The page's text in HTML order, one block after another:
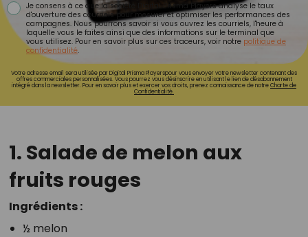
Je consens à ce que la société Digital Prisma Players analyse le taux
d'ouverture des courriels pour mesurer et optimiser les performances des
campagnes. Nous pourrons savoir si vous ouvrez les courriels, l'heure à
laquelle vous le faites ainsi que des informations sur le terminal que
vous utilisez. Pour en savoir plus sur ces traceurs, voir notre politique de
confidentialité.
Votre adresse email sera utilisée par Digital Prisma Playerspour vous envoyer votre newsletter contenant des
offres commerciales personnalisées. Vous pourrez vous désinscrire en utilisant le lien de désabonnement
intégré dans la newsletter. Pour en savoir plus et exercer vos droits, prenez connaissance de notreCharte de
Confidentialité.
1. Salade de melon aux
fruits rouges
Ingrédients :
½ melon